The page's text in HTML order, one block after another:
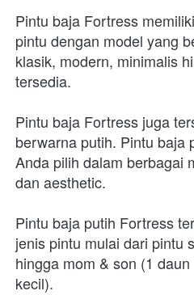
Pintu baja Fortress
pintu dengan model yang
klasik, modern, minimalis
tersedia.
Pintu baja Fortress juga
berwarna putih. Pintu baja
Anda pilih dalam berbagai
dan aesthetic.
Pintu baja putih Fortress
jenis pintu mulai dari pintu
hingga mom & son (1
kecil).